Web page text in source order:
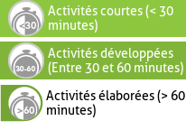
Activités courtes (< 30
minutes)
Activités développées
(Entre 30 et 60 minutes)
Activités élaborées (> 60
minutes)